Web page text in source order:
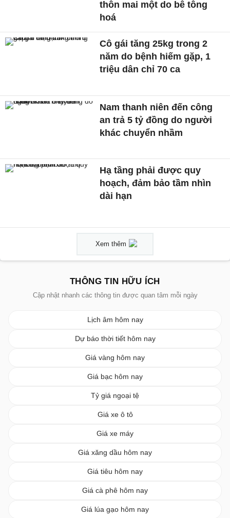
thôn mai một do bê tông
hoá
Cô gái tăng 25kg trong 2
năm do bệnh hiếm gặp, 1
triệu dân chỉ 70 ca
Nam thanh niên đến công
an trả 5 tỷ đồng do người
khác chuyển nhầm
Hạ tầng phải được quy
hoạch, đảm bảo tầm nhìn
dài hạn
Xem thêm
THÔNG TIN HỮU ÍCH
Cập nhật nhanh các thông tin được quan tâm mỗi ngày
Lịch âm hôm nay
Dự báo thời tiết hôm nay
Giá vàng hôm nay
Giá bạc hôm nay
Tỷ giá ngoại tệ
Giá xe ô tô
Giá xe máy
Giá xăng dầu hôm nay
Giá tiêu hôm nay
Giá cà phê hôm nay
Giá lúa gạo hôm nay